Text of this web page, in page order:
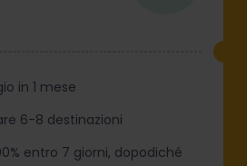
in 1 mese
6-8 destinazioni
entro 7 giorni, dopodiché